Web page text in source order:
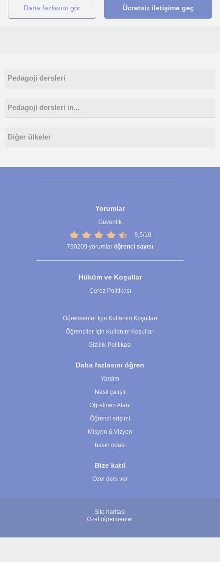
daha fazlasını gör Ücretsiz iletişime geç
Pedagoji dersleri
Pedagoji dersleri in...
Diğer ülkeler
Yorumlar
Güvenlik
9,5/10
790209 yorumlar öğrenci sayısı
Hüküm ve Koşullar
Çerez Politikası
Öğretmenler İçin Kullanım Koşulları
Öğrenciler İçin Kullanım Koşulları
Gizlilik Politikası
Daha fazlasını öğren
Yardım
Nasıl çalışır
Öğretmen Alanı
Öğrenci erişimi
Misyon & Vizyon
basın odası
Bize katıl
Özel ders ver
Site haritası
Özel öğretmenler